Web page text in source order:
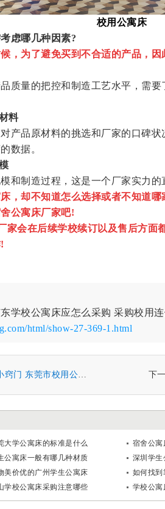
校用公寓床
虑哪几种因素?
，为了避免买到不合适的产品，
量的把控和制造工艺水平，需要
料
品原材料的挑选和厂家的口碑状
数据。
制造过程，这是一个厂家实力的
，却不知道怎么选择或者不知道
公寓床厂家吧!
家会在后续学校续订以及售后方面
学校公寓床应怎么采购 采购校用
html/show-27-369-1.html
校用公寓床采购要注意什么 下
大学公寓床的标准是什么
宿舍公寓
公寓床一般有哪几种材质
深圳学生
美价优的广州学生公寓床
如何找到
学校公寓床采购注意哪些
学校公寓